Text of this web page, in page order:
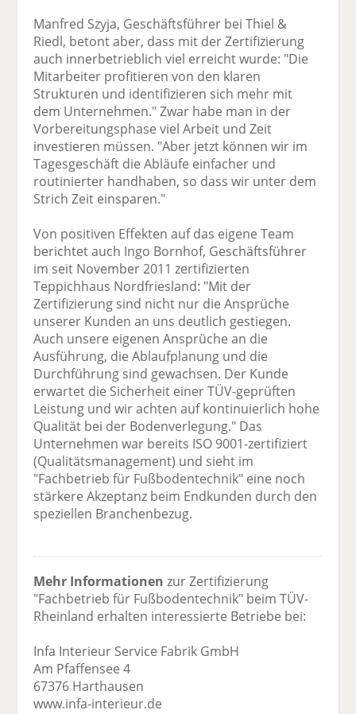
Manfred Szyja, Geschäftsführer bei Thiel &
Riedl, betont aber, dass mit der Zertifizierung
auch innerbetrieblich viel erreicht wurde: "Die
Mitarbeiter profitieren von den klaren
Strukturen und identifizieren sich mehr mit
dem Unternehmen." Zwar habe man in der
Vorbereitungsphase viel Arbeit und Zeit
investieren müssen. "Aber jetzt können wir im
Tagesgeschäft die Abläufe einfacher und
routinierter handhaben, so dass wir unter dem
Strich Zeit einsparen."
Von positiven Effekten auf das eigene Team
berichtet auch Ingo Bornhof, Geschäftsführer
im seit November 2011 zertifizierten
Teppichhaus Nordfriesland: "Mit der
Zertifizierung sind nicht nur die Ansprüche
unserer Kunden an uns deutlich gestiegen.
Auch unsere eigenen Ansprüche an die
Ausführung, die Ablaufplanung und die
Durchführung sind gewachsen. Der Kunde
erwartet die Sicherheit einer TÜV-geprüften
Leistung und wir achten auf kontinuierlich hohe
Qualität bei der Bodenverlegung." Das
Unternehmen war bereits ISO 9001-zertifiziert
(Qualitätsmanagement) und sieht im
"Fachbetrieb für Fußbodentechnik" eine noch
stärkere Akzeptanz beim Endkunden durch den
speziellen Branchenbezug.
Mehr Informationen zur Zertifizierung
"Fachbetrieb für Fußbodentechnik" beim TÜV-
Rheinland erhalten interessierte Betriebe bei:
Infa Interieur Service Fabrik GmbH
Am Pfaffensee 4
67376 Harthausen
www.infa-interieur.de